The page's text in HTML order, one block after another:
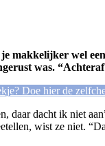
makkelijker wel
was.
Doe hier de
dacht ik niet
wist ze niet.